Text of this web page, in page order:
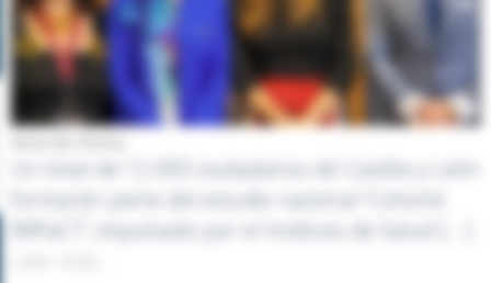
Un total de 12.000 ciudadanos de Castilla y León
formarán parte del estudio nacional 'Cohorte
IMPaCT', impulsado por el Instituto de Salud [...]